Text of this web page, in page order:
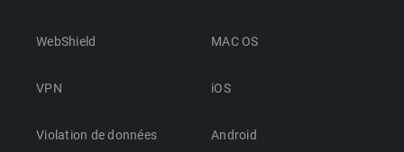
WebShield
VPN
Violation de données
MAC OS
iOS
Android